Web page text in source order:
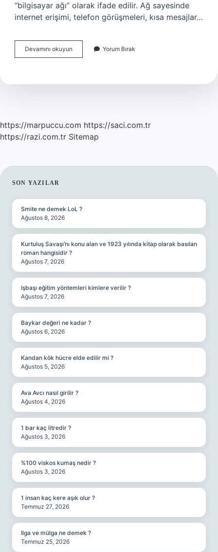
“bilgisayar ağı” olarak ifade edilir. Ağ sayesinde
internet erişimi, telefon görüşmeleri, kısa mesajlar…
Devamını okuyun
Ve
Yorum Bırak
https://marpuccu.com https://saci.com.tr
https://razi.com.tr Sitemap
SIDEBAR
SON YAZILAR
Smite ne demek LoL ?
Ağustos 8, 2026
Kurtuluş Savaşı’nı konu alan ve 1923 yılında kitap olarak basılan
roman hangisidir ?
Ağustos 7, 2026
Işbaşı eğitim yöntemleri kimlere verilir ?
Ağustos 7, 2026
Baykar değeri ne kadar ?
Ağustos 6, 2026
Kandan kök hücre elde edilir mi ?
Ağustos 5, 2026
Ava Avcı nasıl girilir ?
Ağustos 4, 2026
1 bar kaç litredir ?
Ağustos 3, 2026
%100 viskos kumaş nedir ?
Ağustos 3, 2026
1 insan kaç kere aşık olur ?
Temmuz 27, 2026
Ilga ve mülga ne demek ?
Temmuz 25, 2026